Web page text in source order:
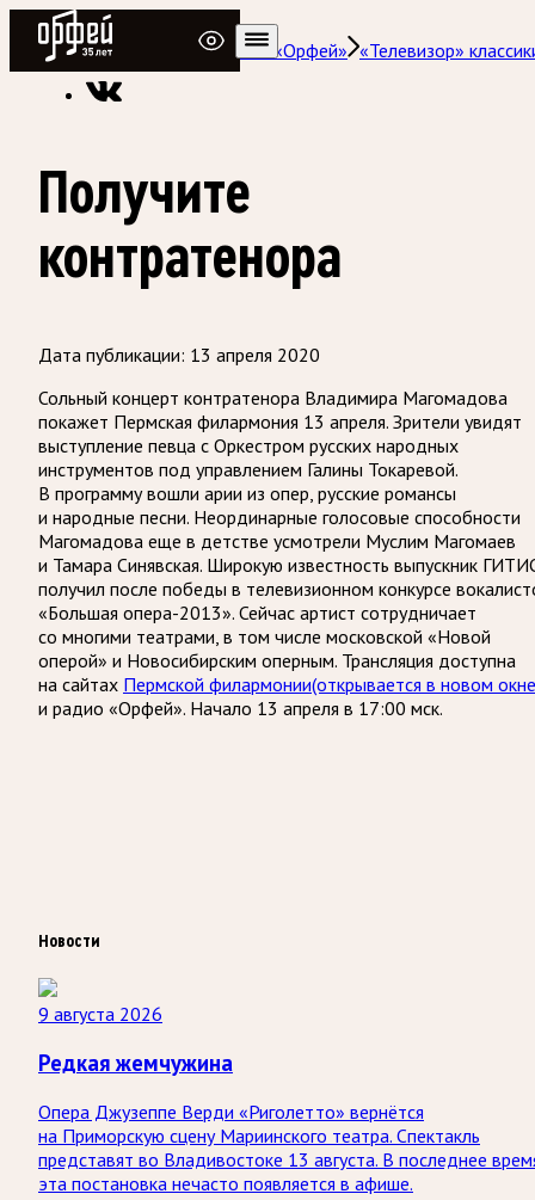
Радио Орфей
Радио классической музыки «Орфей» «Телевизор»
Получите
контратенора
Дата публикации: 13 апреля 2020
Сольный концерт контратенора Владимира Магомадова
покажет Пермская филармония 13 апреля. Зрители увидят
выступление певца с Оркестром русских народных
инструментов под управлением Галины Токаревой.
В программу вошли арии из опер, русские романсы
и народные песни. Неординарные голосовые способности
Магомадова еще в детстве усмотрели Муслим Магомаев
и Тамара Синявская. Широкую известность выпускник
получил после победы в телевизионном конкурсе
«Большая опера-2013». Сейчас артист сотрудничает
со многими театрами, в том числе московской «Новой
оперой» и Новосибирским оперным. Трансляция доступна
на сайтах Пермской филармонии(открывается в новом
и радио «Орфей». Начало 13 апреля в 17:00 мск.
Новости
9 августа 2026
Редкая жемчужина
Опера Джузеппе Верди «Риголетто» вернётся
на Приморскую сцену Мариинского театра. Спектакль
представят во Владивостоке 13 августа. В последнее
эта постановка нечасто появляется в афише.